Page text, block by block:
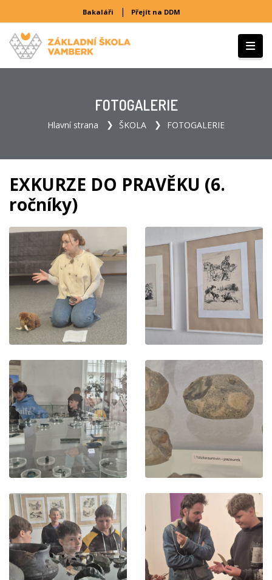
Bakaláři | Přejít na DDM
FOTOGALERIE
Hlavní strana ŠKOLA FOTOGALERIE
EXKURZE DO PRAVĚKU (6.
ročníky)